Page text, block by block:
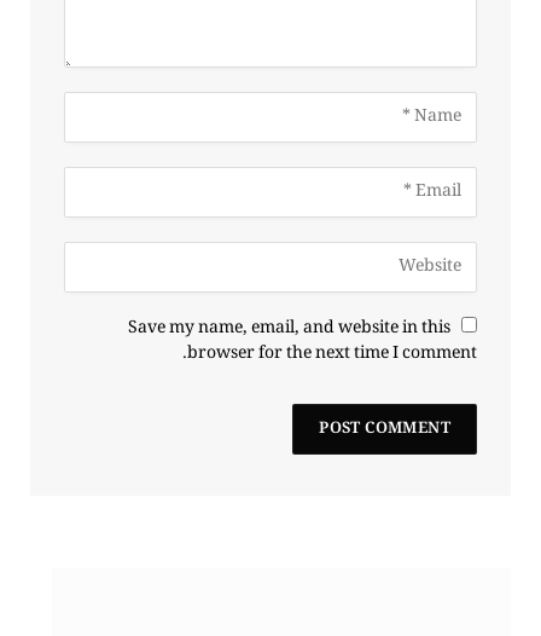
Save my name, email, and website in this
browser for the next time I comment.